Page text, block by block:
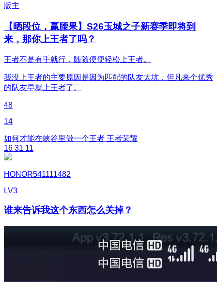
版主
【晒段位，赢腰果】S26玉城之子新赛季即将到
来，那你上王者了吗？
王者不是有手就行，随随便便轻松上王者。
我没上王者的主要原因是因为匹配的队友太坑，但凡来个优秀
的队友早就上王者了。
48
14
如何才能在峡谷里做一个王者 王者荣耀
16 31 11
HONOR541111482
LV3
谁来告诉我这个东西怎么关掉？